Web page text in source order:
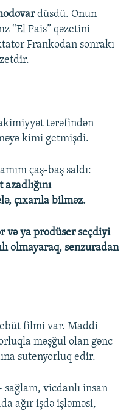
düsdü. Onun
“El Pais” qəzetini
Frankodan sonrakı
tərəfindən
kimi getmişdi.
çaş-baş saldı:
çıxarıla bilməz.
və ya prodüser seçdiyi
olmayaraq, senzuradan
filmi var. Maddi
məşğul olan gənc
sutenyorluq edir.
sağlam, vicdanlı insan
ağır işdə işləməsi,